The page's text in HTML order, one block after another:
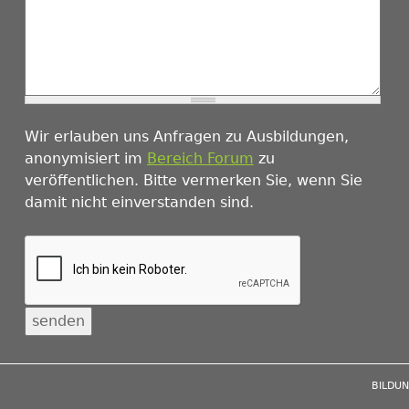
Wir erlauben uns Anfragen zu Ausbildungen,
anonymisiert im Bereich Forum zu
veröffentlichen. Bitte vermerken Sie, wenn Sie
damit nicht einverstanden sind.